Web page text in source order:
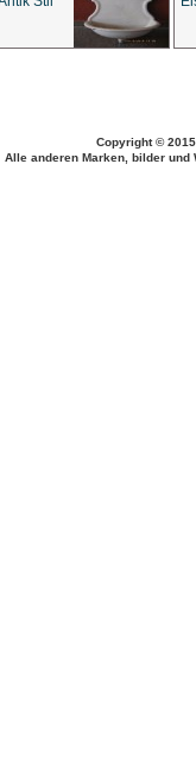
Copyright ©
Alle anderen Marken, bilder und